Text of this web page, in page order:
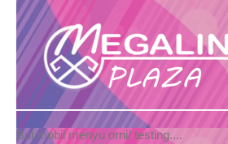
Bul mobil menyu orni/ testing....